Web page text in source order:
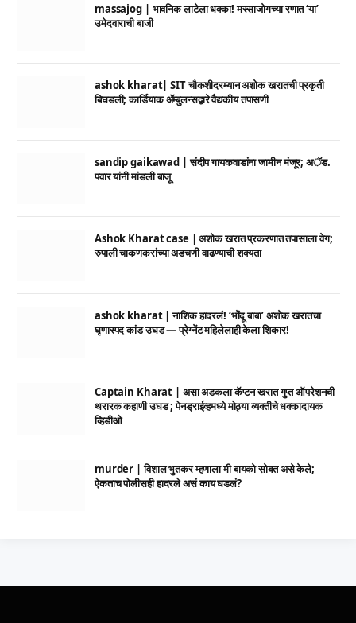
massajog | भावनिक लाटेला धक्का! मस्साजोगच्या रणात ‘या’
उमेदवाराची बाजी
ashok kharat| SIT चौकशीदरम्यान अशोक खरातची प्रकृती
बिघडली; कार्डियाक ॲम्बुलन्सद्वारे वैद्यकीय तपासणी
sandip gaikawad | संदीप गायकवाडांना जामीन मंजूर; अॅड.
पवार यांनी मांडली बाजू
Ashok Kharat case | अशोक खरात प्रकरणात तपासाला वेग;
रुपाली चाकणकरांच्या अडचणी वाढण्याची शक्यता
ashok kharat | नाशिक हादरलं! ‘भोंदू बाबा’ अशोक खरातचा
घृणास्पद कांड उघड — प्रेग्नेंट महिलेलाही केला शिकार!
Captain Kharat | असा अडकला कॅप्टन खरात गुप्त ऑपरेशनची
थरारक कहाणी उघड ; पेनड्राईव्हमध्ये मोठ्या व्यक्तीचे धक्कादायक
व्हिडीओ
murder | विशाल भुतकर म्हणाला मी बायको सोबत असे केले;
ऐकताच पोलीसही हादरले असं काय घडलं?